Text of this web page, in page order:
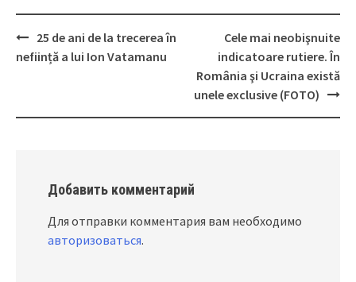
Post
25 de ani de la trecerea în
neființă a lui Ion Vatamanu
Cele mai neobişnuite
indicatoare rutiere. În
România şi Ucraina există
unele exclusive (FOTO)
Добавить комментарий
Для отправки комментария вам необходимо
авторизоваться.